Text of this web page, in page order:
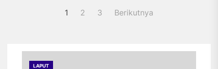
1 2 3 Berikutnya
LAPUT